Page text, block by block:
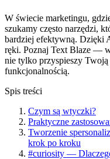
W świecie marketingu,
szukamy często narzędzi,
bardziej efektywną. Dzięki
ręki. Poznaj Text Blaze —
nie tylko przyspieszy Twoją
funkcjonalnością.
Spis treści
Czym są wtyczki?
Praktyczne
Tworzenie
krok po kroku
#curiosity —